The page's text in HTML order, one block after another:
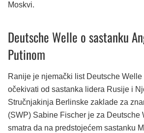
Moskvi.
Deutsche Welle o sastanku
Putinom
Ranije je njemački list Deutsche
očekivati od sastanka lidera Rusije i
Stručnjakinja Berlinske zaklade za
(SWP) Sabine Fischer je za Deutsche
smatra da na predstojećem sastanku